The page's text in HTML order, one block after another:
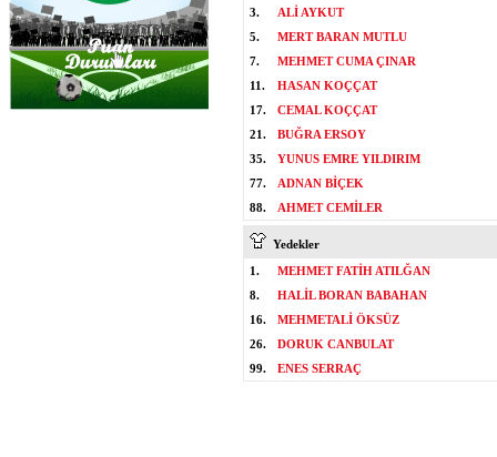
3.
ALİ AYKUT
5.
MERT BARAN MUTLU
7.
MEHMET CUMA ÇINAR
11.
HASAN KOÇÇAT
17.
CEMAL KOÇÇAT
21.
BUĞRA ERSOY
35.
YUNUS EMRE YILDIRIM
77.
ADNAN BİÇEK
88.
AHMET CEMİLER
Yedekler
1.
MEHMET FATİH ATILĞAN
8.
HALİL BORAN BABAHAN
16.
MEHMETALİ ÖKSÜZ
26.
DORUK CANBULAT
99.
ENES SERRAÇ